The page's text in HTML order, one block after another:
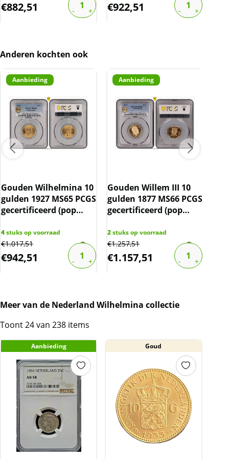
Wij hebben zo’n800 slabsop voorraad. Als u
meer wilt weten over deze circa 800 slabs, of
Gouden munten zijn vrijgesteld van BTW.
€882,51 €922,51
Anderen kochten ook
Aanbieding
Gouden Wilhelmina 10
gulden 1927 MS65 PCGS
gecertificeerd (pop
4stuks op voorraad
€1.017,51
€942,51
Aanbieding
Gouden Willem III 10
gulden 1877 MS66 PCGS
gecertificeerd (pop
2stuks op voorraad
€1.257,51
€1.157,51
Meer van de Nederland Wilhelmina collectie
Toont 24 van 238 items
Aanbieding Goud